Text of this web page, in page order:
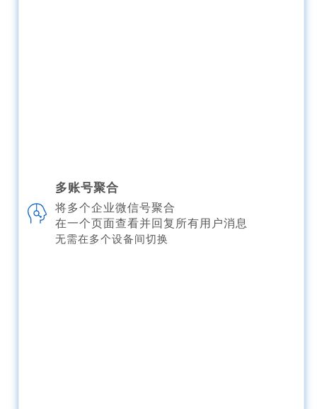
多账号聚合
将多个企业微信号聚合
在一个页面查看并回复所有用户消息
无需在多个设备间切换